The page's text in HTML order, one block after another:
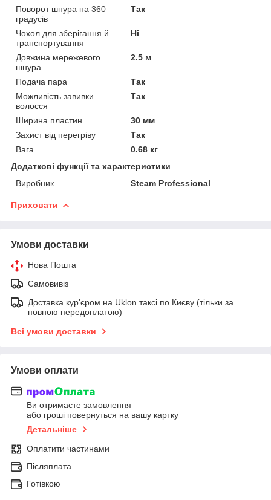
Поворот шнура на 360
градусів
Так
Чохол для зберігання й
транспортування
Ні
Довжина мережевого
шнура
2.5 м
Подача пара
Так
Можливість завивки
волосся
Так
Ширина пластин
30 мм
Захист від перегріву
Так
Вага
0.68 кг
Додаткові функції та характеристики
Виробник
Steam Professional
Приховати
Умови доставки
Нова Пошта
Самовивіз
Доставка кур'єром на Uklon таксі по Києву (тільки за
повною передоплатою)
Всі умови доставки
Умови оплати
Ви отримаєте замовлення
або гроші повернуться на вашу картку
Детальніше
Оплатити частинами
Післяплата
Готівкою